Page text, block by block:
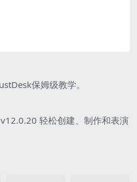
保姆级教学。
轻松创建、制作和表演